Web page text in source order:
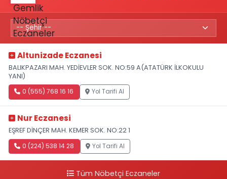
Altunizade Eczanesi
BALIKPAZARI MAH. YEDİEVLER SOK. NO:59 A(ATATÜRK İLKOKULU
YANI)
0 (555) 768 16 16 Yol Tarifi Al
Nur Eczanesi
EŞREF DİNÇER MAH. KEMER SOK. NO:22 1
0 (224) 538 14 28 Yol Tarifi Al
Tüm Nöbetçi Eczaneler